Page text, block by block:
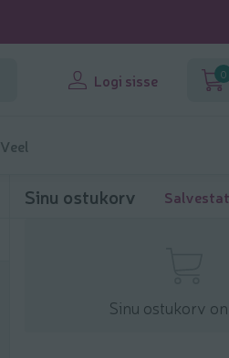
Logi sisse 0
Veel
Sinu ostukorv
Sinu ostukorv